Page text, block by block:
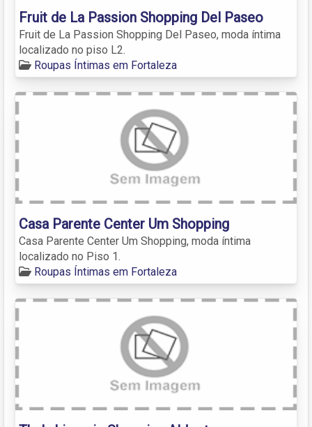
Fruit de La Passion Shopping Del Paseo
Fruit de La Passion Shopping Del Paseo, moda íntima
localizado no piso L2.
Roupas Íntimas em Fortaleza
Casa Parente Center Um Shopping
Casa Parente Center Um Shopping, moda íntima
localizado no Piso 1.
Roupas Íntimas em Fortaleza